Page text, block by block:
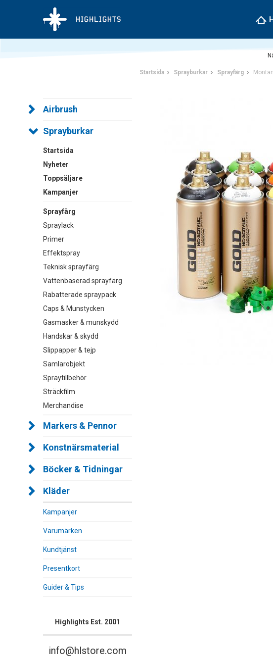
Airbrush
Sprayburkar
Startsida
Nyheter
Toppsäljare
Kampanjer
Sprayfärg
Spraylack
Primer
Effektspray
Teknisk sprayfärg
Vattenbaserad sprayfärg
Rabatterade spraypack
Caps & Munstycken
Gasmasker & munskydd
Handskar & skydd
Slippapper & tejp
Samlarobjekt
Spraytillbehör
Sträckfilm
Merchandise
Markers & Pennor
Konstnärsmaterial
Böcker & Tidningar
Kläder
Kampanjer
Varumärken
Kundtjänst
Presentkort
Guider & Tips
Highlights Est. 2001
info@hlstore.com
Startsida Sprayburkar Sprayfärg